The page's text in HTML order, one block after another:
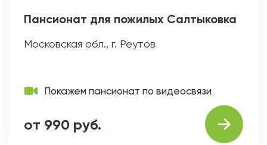
Пансионат для пожилых Салтыковка
Московская обл., г. Реутов
Покажем пансионат по видеосвязи
от 990 руб.